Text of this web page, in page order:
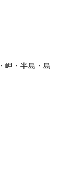
岬・半島・島